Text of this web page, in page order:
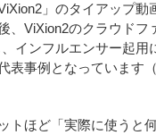
」のタイアップ動
、ViXion2のクラウドフ
インフルエンサー起用
表事例となっています
トほど「実際に使うと